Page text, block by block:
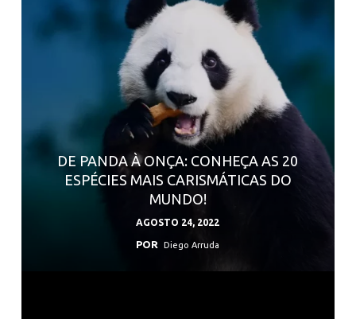
DE PANDA À ONÇA: CONHEÇA AS 20
ESPÉCIES MAIS CARISMÁTICAS DO
MUNDO!
AGOSTO 24, 2022
POR Diego Arruda